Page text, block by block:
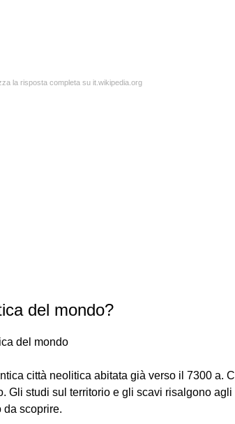
la risposta completa su it.wikipedia.org
del mondo?
del mondo
città neolitica abitata già verso il 7300 a.
Gli studi sul territorio e gli scavi risalgono agli
da scoprire.